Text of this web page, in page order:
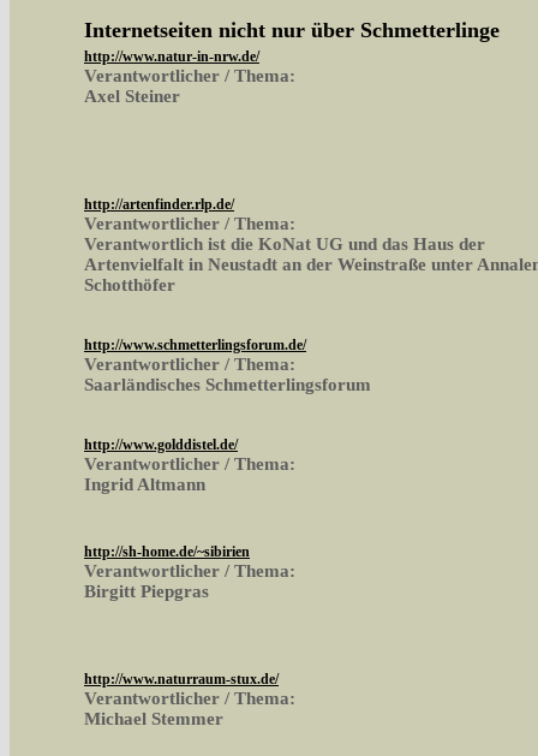
Internetseiten nicht nur über Schmetterlinge
http://www.natur-in-nrw.de/
Verantwortlicher / Thema:
Axel Steiner
http://artenfinder.rlp.de/
Verantwortlicher / Thema:
Verantwortlich ist die KoNat UG und das Haus der
Artenvielfalt in Neustadt an der Weinstraße unter
Schotthöfer
http://www.schmetterlingsforum.de/
Verantwortlicher / Thema:
Saarländisches Schmetterlingsforum
http://www.golddistel.de/
Verantwortlicher / Thema:
Ingrid Altmann
http://sh-home.de/~sibirien
Verantwortlicher / Thema:
Birgitt Piepgras
http://www.naturraum-stux.de/
Verantwortlicher / Thema:
Michael Stemmer